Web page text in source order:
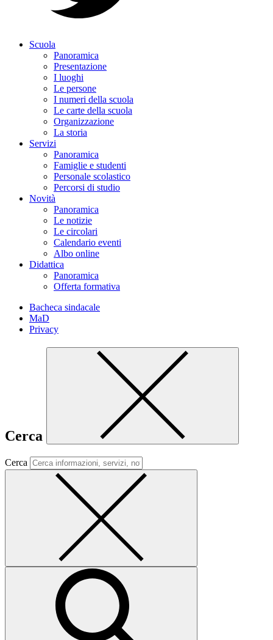
Scuola
Panoramica
Presentazione
I luoghi
Le persone
I numeri della scuola
Le carte della scuola
Organizzazione
La storia
Servizi
Panoramica
Famiglie e studenti
Personale scolastico
Percorsi di studio
Novità
Panoramica
Le notizie
Le circolari
Calendario eventi
Albo online
Didattica
Panoramica
Offerta formativa
Bacheca sindacale
MaD
Privacy
Cerca
Cerca